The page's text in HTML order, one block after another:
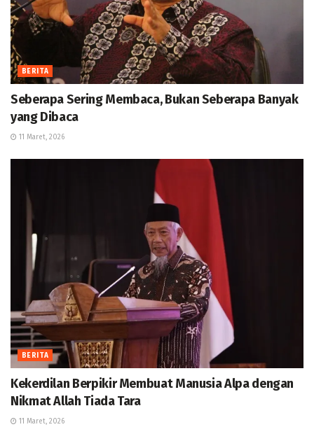
BERITA
Seberapa Sering Membaca, Bukan Seberapa Banyak
yang Dibaca
11 Maret, 2026
BERITA
Kekerdilan Berpikir Membuat Manusia Alpa dengan
Nikmat Allah Tiada Tara
11 Maret, 2026